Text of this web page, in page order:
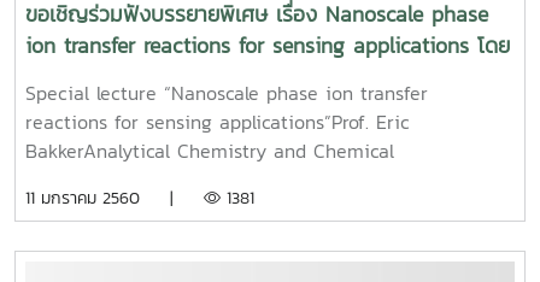
ขอเชิญร่วมฟังบรรยายพิเศษ เรื่อง Nanoscale phase
ion transfer reactions for sensing applications โดย
Special lecture “Nanoscale phase ion transfer
reactions for sensing applications”Prof. Eric
BakkerAnalytical Chemistry and Chemical
Robert Boyle Prize in Analytical Science 2014”Time:
The 60th year Maejo BuildingThe Applied Chemistry
11 มกราคม 2560 | 1381